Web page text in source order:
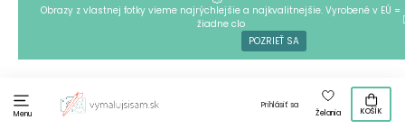
obsah
Obrazy z vlastnej fotky vieme najrýchlejšie a najkvalitnejšie. Vyrobené v EÚ =
žiadne clo
POZRIEŤ SA
Menu
Prihlásiť sa
Želania
KOŠÍK